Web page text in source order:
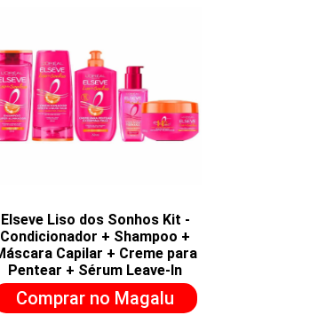
Elseve Liso dos Sonhos Kit -
Condicionador + Shampoo +
Capilar + Creme para
Pentear + Sérum Leave-In
Comprar no Magalu